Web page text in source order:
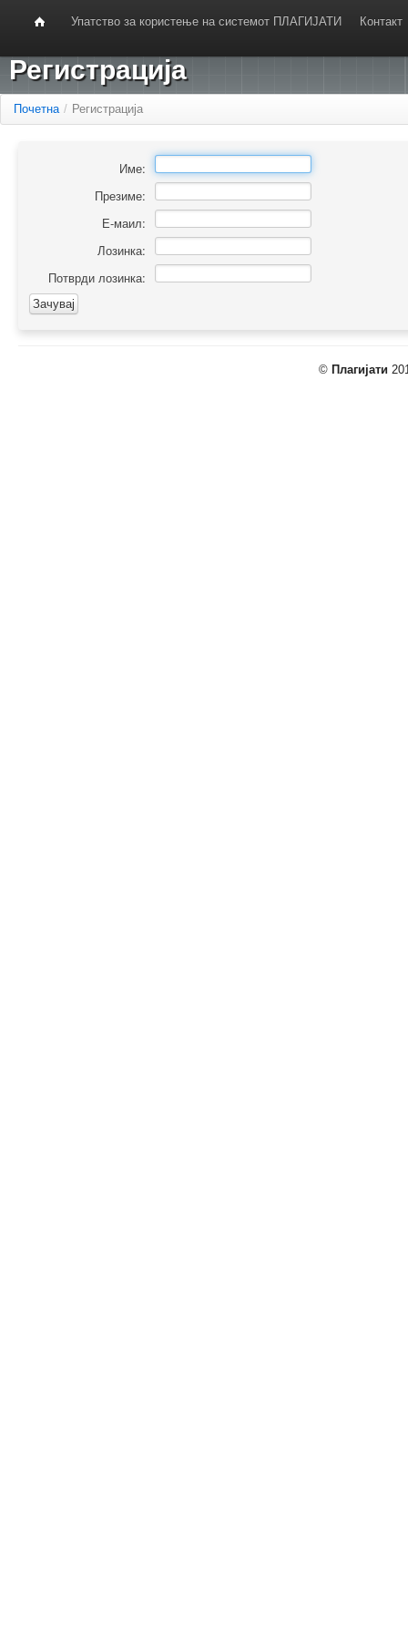
Упатство за користење на системот ПЛАГИЈАТИ Контакт
Регистрација
Почетна / Регистрација
Име:
Презиме:
Е-маил:
Лозинка:
Потврди лозинка:
© Плагијати